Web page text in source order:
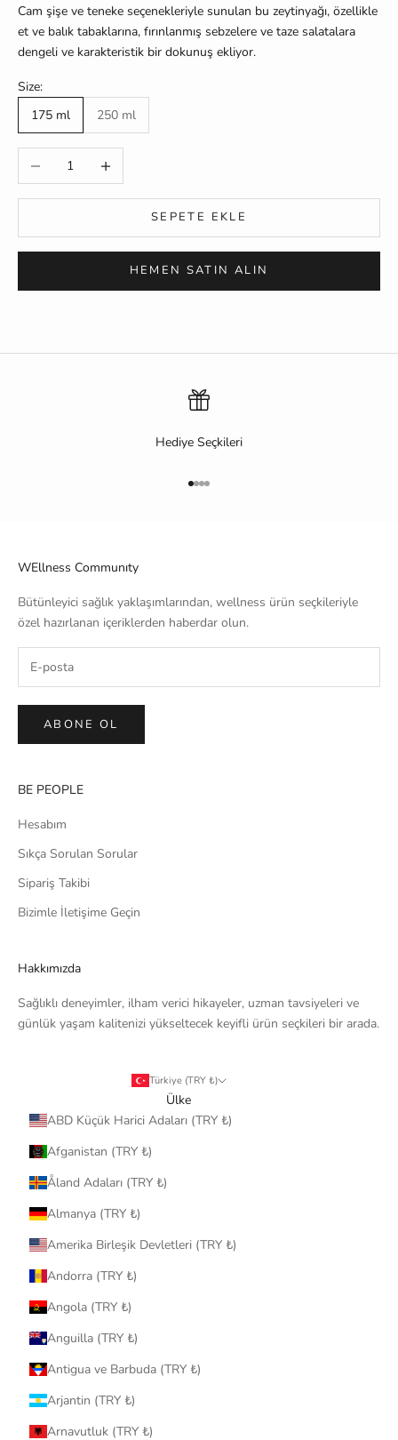
Cam şişe ve teneke seçenekleriyle sunulan bu zeytinyağı, özellikle
et ve balık tabaklarına, fırınlanmış sebzelere ve taze salatalara
dengeli ve karakteristik bir dokunuş ekliyor.
Size:
175 ml
250 ml
Miktarı azalt Miktarı artır
SEPETE EKLE
HEMEN SATIN ALIN
Hediye Seçkileri
1 ögesine git
2 ögesine git
3 ögesine git
4 ögesine git
WEllness Communıty
Bütünleyici sağlık yaklaşımlarından, wellness ürün seçkileriyle
özel hazırlanan içeriklerden haberdar olun.
ABONE OL
BE PEOPLE
Hesabım
Sıkça Sorulan Sorular
Sipariş Takibi
Bizimle İletişime Geçin
Hakkımızda
Sağlıklı deneyimler, ilham verici hikayeler, uzman tavsiyeleri ve
günlük yaşam kalitenizi yükseltecek keyifli ürün seçkileri bir arada.
Türkiye (TRY ₺)
Ülke
ABD Küçük Harici Adaları (TRY ₺)
Afganistan (TRY ₺)
Åland Adaları (TRY ₺)
Almanya (TRY ₺)
Amerika Birleşik Devletleri (TRY ₺)
Andorra (TRY ₺)
Angola (TRY ₺)
Anguilla (TRY ₺)
Antigua ve Barbuda (TRY ₺)
Arjantin (TRY ₺)
Arnavutluk (TRY ₺)